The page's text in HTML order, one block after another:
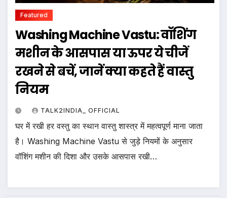
Featured
Washing Machine Vastu: वॉशिंग
मशीन के आसपास या ऊपर ये चीजें
रखने से बचें, जानें क्या कहते हैं वास्तु
नियम
TALK2INDIA_ OFFICIAL
घर में रखी हर वस्तु का स्थान वास्तु शास्त्र में महत्वपूर्ण माना जाता
है। Washing Machine Vastu से जुड़े नियमों के अनुसार
वॉशिंग मशीन की दिशा और उसके आसपास रखी…